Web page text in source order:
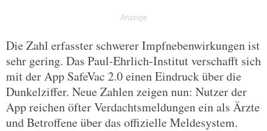
Die Zahl erfasster schwerer Impfnebenwirkungen ist
sehr gering. Das Paul-Ehrlich-Institut verschafft sich
mit der App SafeVac 2.0 einen Eindruck über die
Dunkelziffer. Neue Zahlen zeigen nun: Nutzer der
App reichen öfter Verdachtsmeldungen ein als Ärzte
und Betroffene über das offizielle Meldesystem.